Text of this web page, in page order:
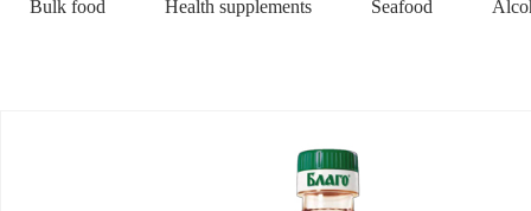
Bulk food Health supplements Seafood